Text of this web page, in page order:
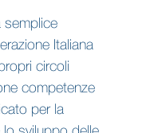
semplice
Italiana
circoli
competenze
per la